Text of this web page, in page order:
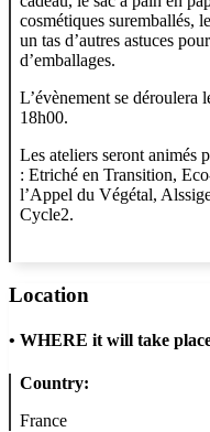
cosmétiques suremballés,
un tas d’autres astuces
d’emballages.
L’évènement se déroulera
18h00.
Les ateliers seront animés
: Etriché en Transition,
l’Appel du Végétal,
Cycle2.
Location
• WHERE it will take
Country:
France